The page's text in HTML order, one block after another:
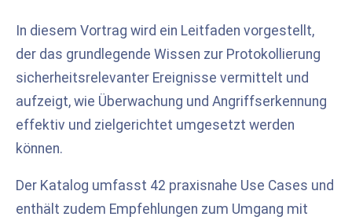
In diesem Vortrag wird ein Leitfaden vorgestellt,
der das grundlegende Wissen zur Protokollierung
sicherheitsrelevanter Ereignisse vermittelt und
aufzeigt, wie Überwachung und Angriffserkennung
effektiv und zielgerichtet umgesetzt werden
können.
Der Katalog umfasst 42 praxisnahe Use Cases und
enthält zudem Empfehlungen zum Umgang mit